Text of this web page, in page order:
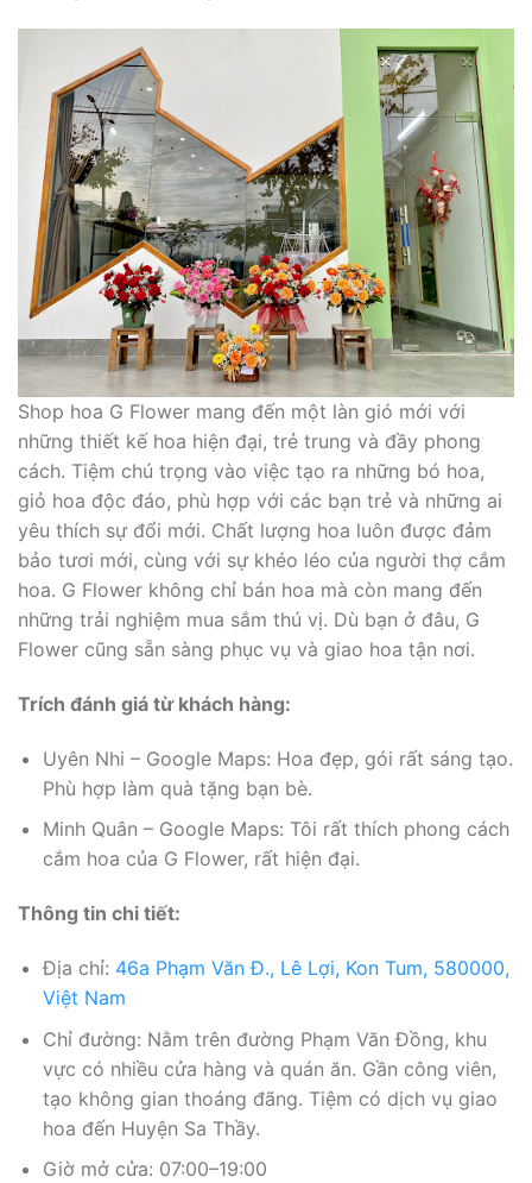
Shop hoa G Flower mang đến một làn gió mới với
những thiết kế hoa hiện đại, trẻ trung và đầy phong
cách. Tiệm chú trọng vào việc tạo ra những bó hoa,
giỏ hoa độc đáo, phù hợp với các bạn trẻ và những ai
yêu thích sự đổi mới. Chất lượng hoa luôn được đảm
bảo tươi mới, cùng với sự khéo léo của người thợ cắm
hoa. G Flower không chỉ bán hoa mà còn mang đến
những trải nghiệm mua sắm thú vị. Dù bạn ở đâu, G
Flower cũng sẵn sàng phục vụ và giao hoa tận nơi.
Trích đánh giá từ khách hàng:
Uyên Nhi – Google Maps: Hoa đẹp, gói rất sáng tạo.
Phù hợp làm quà tặng bạn bè.
Minh Quân – Google Maps: Tôi rất thích phong cách
cắm hoa của G Flower, rất hiện đại.
Thông tin chi tiết:
Địa chỉ: 46a Phạm Văn Đ., Lê Lợi, Kon Tum, 580000,
Việt Nam
Chỉ đường: Nằm trên đường Phạm Văn Đồng, khu
vực có nhiều cửa hàng và quán ăn. Gần công viên,
tạo không gian thoáng đãng. Tiệm có dịch vụ giao
hoa đến Huyện Sa Thầy.
Giờ mở cửa: 07:00–19:00